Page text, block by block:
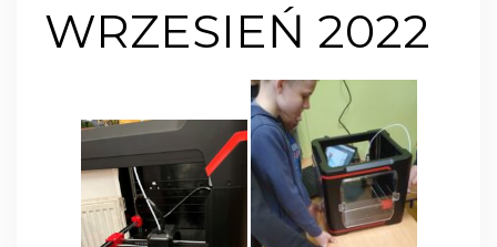
WRZESIEŃ 2022